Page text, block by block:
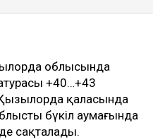
облысында
+40…+43
Қызылорда қаласында
бүкіл аумағында
сақталады.